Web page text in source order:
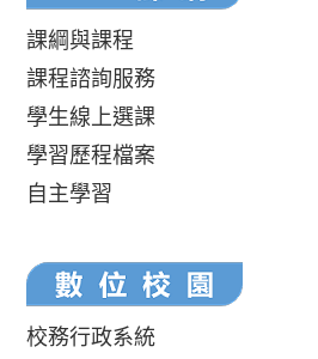
課綱與課程
課程諮詢服務
學生線上選課
學習歷程檔案
自主學習
校務行政系統